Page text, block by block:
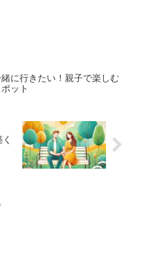
に行きたい！親子で楽しむ
ット